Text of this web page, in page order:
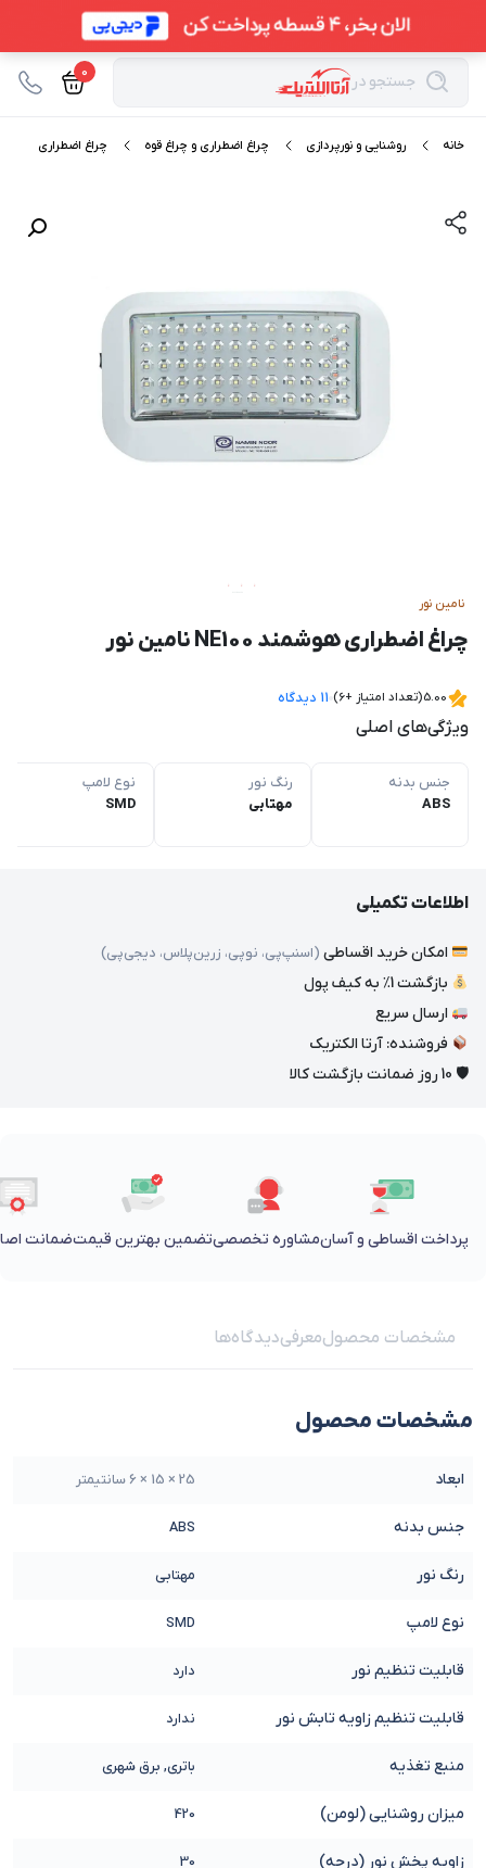
جستجو در 0
خانه روشنایی و نورپردازی چراغ اضطراری و چراغ قوه چراغ اضطراری
نامین نور
چراغ اضطراری هوشمند NE100 نامین نور
5.00(تعداد امتیاز +6) 11 دیدگاه
ویژگی‌های اصلی
جنس بدنه
ABS
رنگ نور
مهتابی
نوع لامپ
SMD
اطلاعات تکمیلی
امکان خرید اقساطی (اسنپ‌پی، نوپی، زرین‌پلاس، دیجی‌پی)
بازگشت 1٪ به کیف پول
ارسال سریع
فروشنده: آرتا الکتریک
🛡 10 روز ضمانت بازگشت کالا
پرداخت اقساطی و آسانمشاوره تخصصیتضمین بهترین قیمتضمانت
مشخصات محصولمعرفیدیدگاه‌ها
مشخصات محصول
ابعاد 25 × 15 × 6 سانتیمتر
جنس بدنه ABS
رنگ نور مهتابی
نوع لامپ SMD
قابلیت تنظیم نور دارد
قابلیت تنظیم زاویه تابش نور ندارد
منبع تغذیه باتری, برق شهری
میزان روشنایی (لومن) 420
زاویه پخش نور (درجه) 30